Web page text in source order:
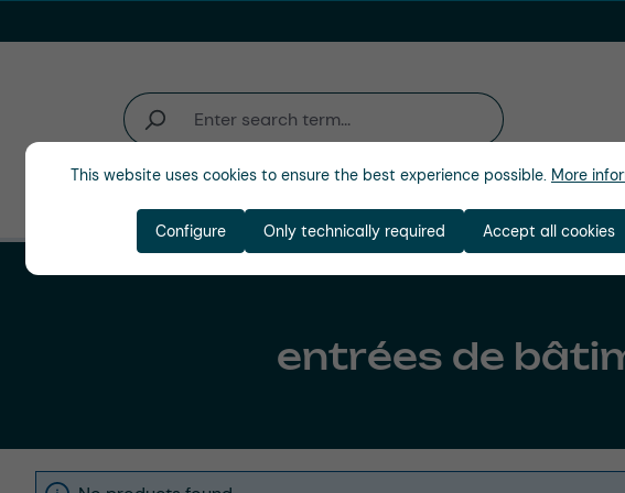
Secteurs d'activité Entreprise
entrées de
This website uses cookies to ensure the best experience possible. More
Only technically required
Configure Accept all cookies